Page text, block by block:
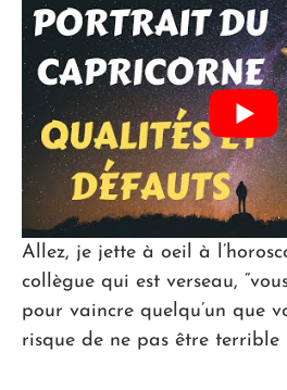
Allez, je jette à oeil à
collègue qui est verseau,
pour vaincre quelqu’un que
risque de ne pas être terrible